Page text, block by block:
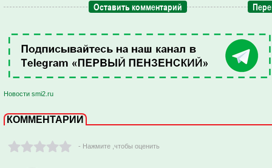
Оставить комментарий
Новости smi2.ru
КОММЕНТАРИИ
- Нажмите ,чтобы оценить